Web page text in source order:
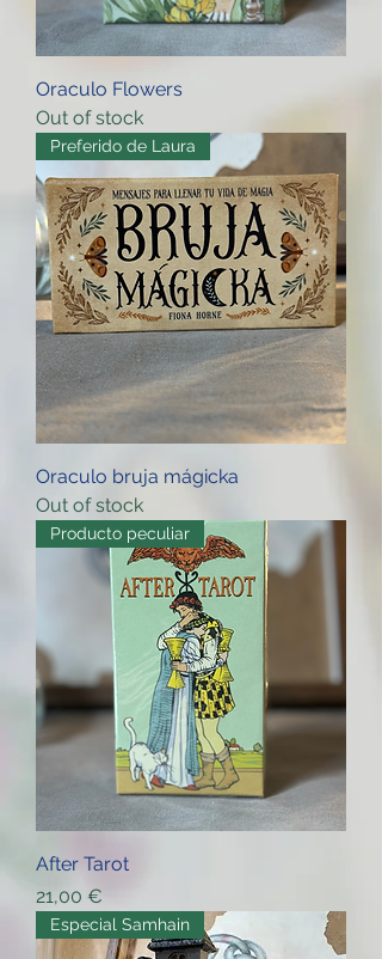
Oraculo Flowers
Out of stock
Preferido de Laura
Oraculo bruja mágicka
Out of stock
Producto peculiar
After Tarot
Price
21,00 €
Especial Samhain